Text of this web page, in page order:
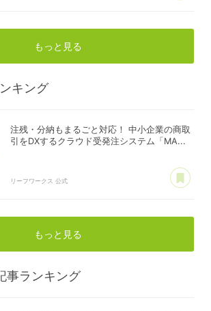
もっと見る
キング
注残・分納もまるごと対応！ 中小企業の商取
引をDXするクラウド受発注システム「MA...
リーフワークス 公式
もっと見る
事ランキング